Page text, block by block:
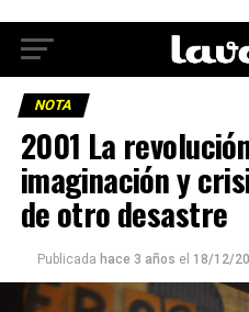
NOTA
2001 La
imaginación y
de otro desastre
Publicada hace 3 años el 18/12/